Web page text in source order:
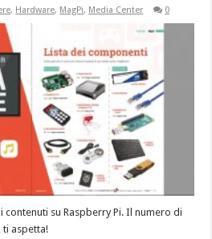
, Hardware, MagPi, Media Center 0
contenuti su Raspberry Pi. Il numero di
ti aspetta!